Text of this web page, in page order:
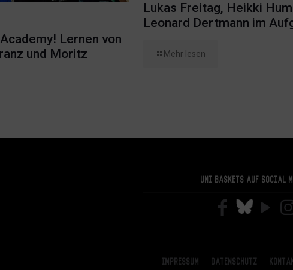
Lernen von
und Moritz
Lukas Freitag, Heikki
Leonard Dertmann im
Mehr lesen
Uni Baskets auf Social
Impressum Datenschutz